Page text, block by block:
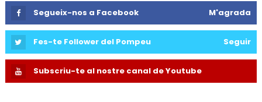
Segueix-nos a Facebook M'agrada
Fes-te Follower del Pompeu Seguir
Subscriu-te al nostre canal de Youtube